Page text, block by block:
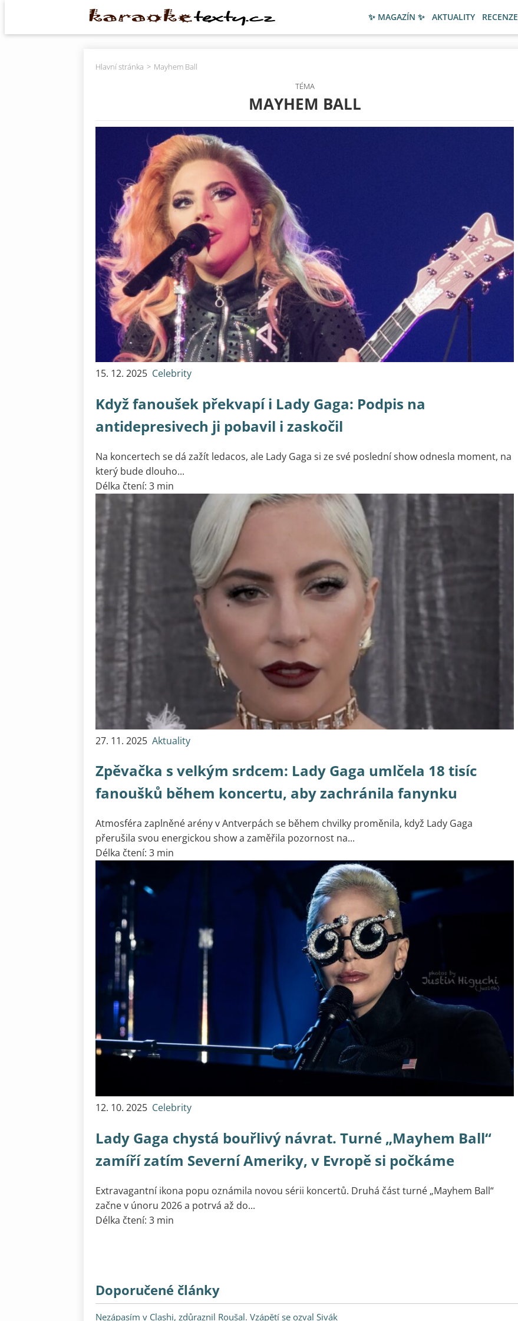
✨ MAGAZÍN ✨ AKTUALITY RECENZE
Hlavní stránka
Mayhem Ball
TÉMA
MAYHEM BALL
15. 12. 2025 Celebrity
Když fanoušek překvapí i Lady Gaga: Podpis na
antidepresivech ji pobavil i zaskočil
Na koncertech se dá zažít ledacos, ale Lady Gaga si ze své poslední show odnesla moment, na
který bude dlouho...
Délka čtení: 3 min
27. 11. 2025 Aktuality
Zpěvačka s velkým srdcem: Lady Gaga umlčela 18 tisíc
fanoušků během koncertu, aby zachránila fanynku
Atmosféra zaplněné arény v Antverpách se během chvilky proměnila, když Lady Gaga
přerušila svou energickou show a zaměřila pozornost na...
Délka čtení: 3 min
12. 10. 2025 Celebrity
Lady Gaga chystá bouřlivý návrat. Turné „Mayhem Ball“
zamíří zatím Severní Ameriky, v Evropě si počkáme
Extravagantní ikona popu oznámila novou sérii koncertů. Druhá část turné „Mayhem Ball“
začne v únoru 2026 a potrvá až do...
Délka čtení: 3 min
Doporučené články
Nezápasím v Clashi, zdůraznil Roušal. Vzápětí se ozval Sivák